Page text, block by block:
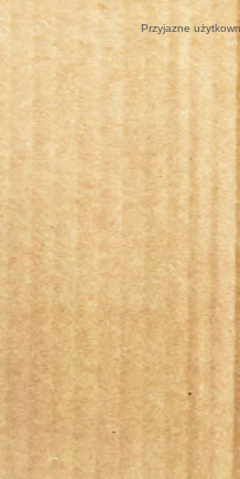
Przyjazne